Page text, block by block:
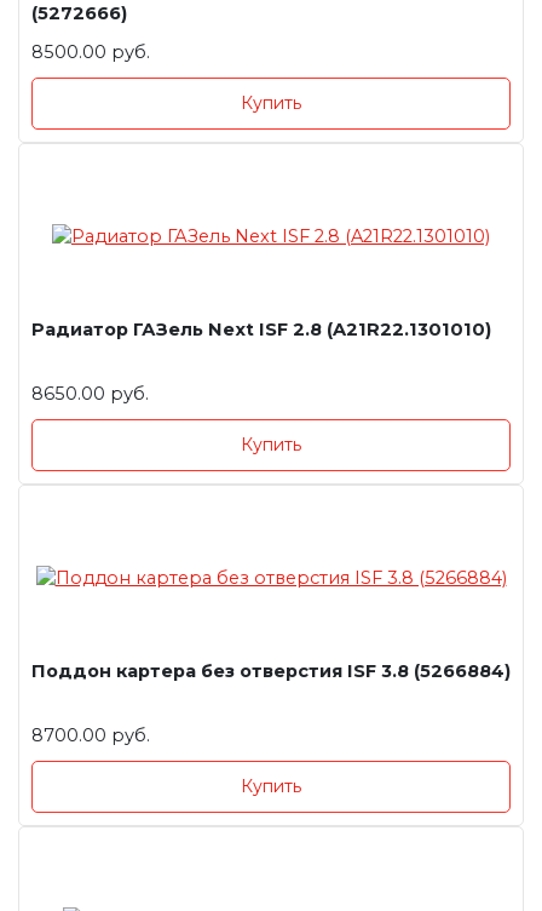
(5272666)
8500.00 руб.
Купить
Радиатор ГАЗель Next ISF 2.8 (A21R22.1301010)
8650.00 руб.
Купить
Поддон картера без отверстия ISF 3.8 (5266884)
8700.00 руб.
Купить